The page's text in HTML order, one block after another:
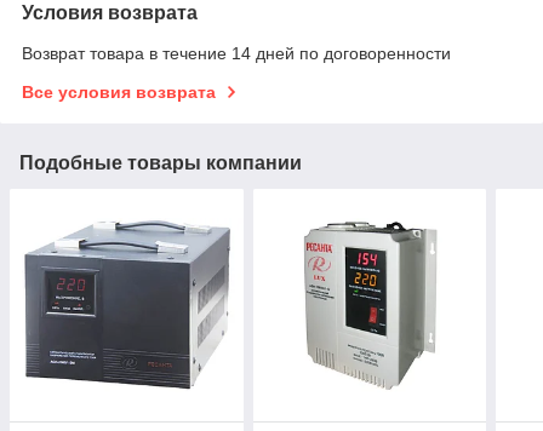
Условия возврата
Возврат товара в течение 14 дней по договоренности
Все условия возврата
Подобные товары компании